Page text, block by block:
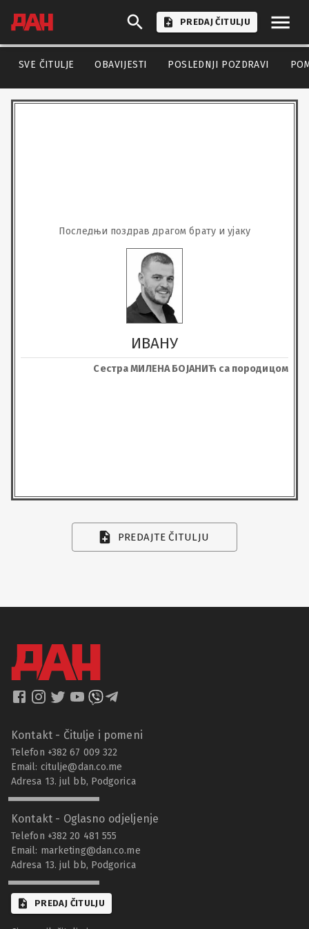
PREDAJ ČITULJU
SVE ČITULJE OBAVIJESTI POSLEDNJI POZDRAVI
Последњи поздрав драгом брату и ујаку
ИВАНУ
Сестра МИЛЕНА БОЈАНИЋ са породицом
PREDAJTE ČITULJU
Kontakt - Čitulje i pomeni
Telefon +382 67 009 322
Email: citulje@dan.co.me
Adresa 13. jul bb, Podgorica
Kontakt - Oglasno odjeljenje
Telefon +382 20 481 555
Email: marketing@dan.co.me
Adresa 13. jul bb, Podgorica
PREDAJ ČITULJU